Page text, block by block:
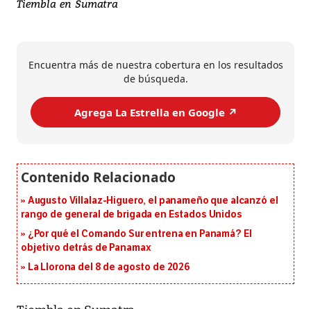
Tiembla en Sumatra
Encuentra más de nuestra cobertura en los resultados
de búsqueda.
Agrega La Estrella en Google ↗️
Augusto Villalaz-Higuero, el panameño que alcanzó el
rango de general de brigada en Estados Unidos
¿Por qué el Comando Sur entrena en Panamá? El
objetivo detrás de Panamax
La Llorona del 8 de agosto de 2026